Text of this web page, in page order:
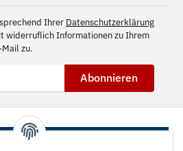
Ihrer Datenschutzerklärung
widerruflich Informationen zu Ihrem
zu.
Abonnieren